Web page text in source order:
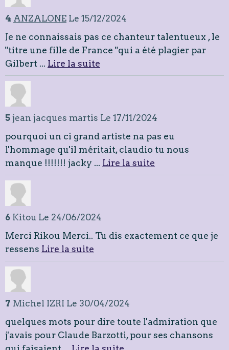
4 ANZALONE Le 15/12/2024
Je ne connaissais pas ce chanteur talentueux , le
"titre une fille de France "qui a été plagier par
Gilbert ... Lire la suite
5 jean jacques martis Le 17/11/2024
pourquoi un ci grand artiste na pas eu
l'hommage qu'il méritait, claudio tu nous
manque !!!!!!! jacky ... Lire la suite
6 Kitou Le 24/06/2024
Merci Rikou Merci.. Tu dis exactement ce que je
ressens Lire la suite
7 Michel IZRI Le 30/04/2024
quelques mots pour dire toute l'admiration que
j'avais pour Claude Barzotti, pour ses chansons